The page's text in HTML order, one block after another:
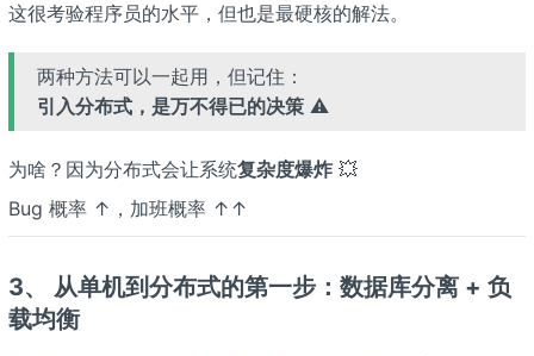
这很考验程序员的水平，但也是最硬核的解法。
两种方法可以一起用，但记住：
引入分布式，是万不得已的决策⚠️
为啥？因为分布式会让系统复杂度爆炸💥
Bug 概率 ↑，加班概率 ↑↑
3、 从单机到分布式的第一步：数据库分离 + 负
载均衡